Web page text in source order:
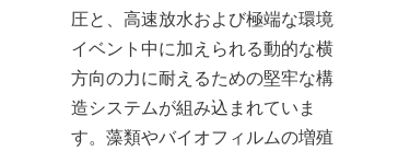
圧と、高速放水および極端な環境
イベント中に加えられる動的な横
方向の力に耐えるための堅牢な構
造システムが組み込まれていま
す。藻類やバイオフィルムの増殖